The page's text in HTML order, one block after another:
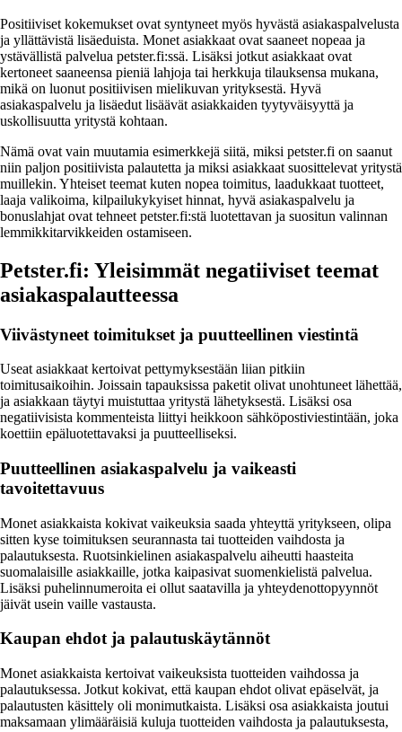
Positiiviset kokemukset ovat syntyneet myös hyvästä asiakaspalvelusta
ja yllättävistä lisäeduista. Monet asiakkaat ovat saaneet nopeaa ja
ystävällistä palvelua petster.fi:ssä. Lisäksi jotkut asiakkaat ovat
kertoneet saaneensa pieniä lahjoja tai herkkuja tilauksensa mukana,
mikä on luonut positiivisen mielikuvan yrityksestä. Hyvä
asiakaspalvelu ja lisäedut lisäävät asiakkaiden tyytyväisyyttä ja
uskollisuutta yritystä kohtaan.
Nämä ovat vain muutamia esimerkkejä siitä, miksi petster.fi on saanut
niin paljon positiivista palautetta ja miksi asiakkaat suosittelevat yritystä
muillekin. Yhteiset teemat kuten nopea toimitus, laadukkaat tuotteet,
laaja valikoima, kilpailukykyiset hinnat, hyvä asiakaspalvelu ja
bonuslahjat ovat tehneet petster.fi:stä luotettavan ja suositun valinnan
lemmikkitarvikkeiden ostamiseen.
Petster.fi: Yleisimmät negatiiviset teemat
asiakaspalautteessa
Viivästyneet toimitukset ja puutteellinen viestintä
Useat asiakkaat kertoivat pettymyksestään liian pitkiin
toimitusaikoihin. Joissain tapauksissa paketit olivat unohtuneet lähettää,
ja asiakkaan täytyi muistuttaa yritystä lähetyksestä. Lisäksi osa
negatiivisista kommenteista liittyi heikkoon sähköpostiviestintään, joka
koettiin epäluotettavaksi ja puutteelliseksi.
Puutteellinen asiakaspalvelu ja vaikeasti
tavoitettavuus
Monet asiakkaista kokivat vaikeuksia saada yhteyttä yritykseen, olipa
sitten kyse toimituksen seurannasta tai tuotteiden vaihdosta ja
palautuksesta. Ruotsinkielinen asiakaspalvelu aiheutti haasteita
suomalaisille asiakkaille, jotka kaipasivat suomenkielistä palvelua.
Lisäksi puhelinnumeroita ei ollut saatavilla ja yhteydenottopyynnöt
jäivät usein vaille vastausta.
Kaupan ehdot ja palautuskäytännöt
Monet asiakkaista kertoivat vaikeuksista tuotteiden vaihdossa ja
palautuksessa. Jotkut kokivat, että kaupan ehdot olivat epäselvät, ja
palautusten käsittely oli monimutkaista. Lisäksi osa asiakkaista joutui
maksamaan ylimääräisiä kuluja tuotteiden vaihdosta ja palautuksesta,